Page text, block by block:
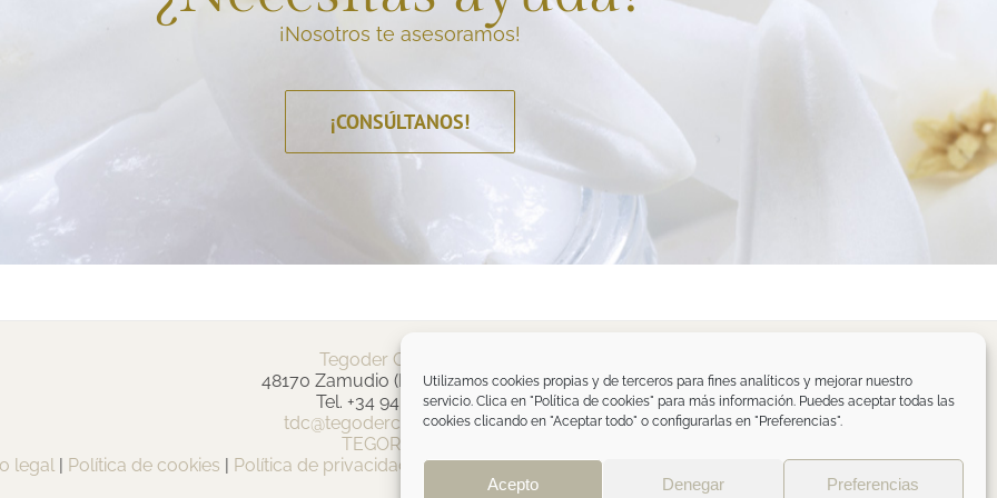
Utilizamos cookies propias y de terceros para fines analíticos y mejorar nuestro
servicio. Clica en "Política de cookies" para más información. Puedes aceptar todas las
cookies clicando en "Aceptar todo" o configurarlas en "Preferencias".
Acepto Denegar Preferencias
¡Nosotros te asesoramos!
¡CONSÚLTANOS!
Tegoder Cosmetics
48170 Zamudio (Bizkaia) - España
Tel. +34 94 454 42 00
tdc@tegodercosmetics.com
TEGOR Group
legal | Política de cookies | Política de privacidad Política de privacidad RRSS ÁREA PROFESIONAL